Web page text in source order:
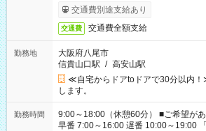
交通費別途支給あり
交通費 交通費全額支給
勤務地
大阪府八尾市
信貴山口駅 / 高安山駅
≪自宅からドアtoドアで30分以内
します。
勤務時間
9:00～18:00（休憩60分） ■ご希望があれば下記シフトもOK！
早番 7:00～16:00 遅番 10:00～19:00 「家族と休みを合わせた